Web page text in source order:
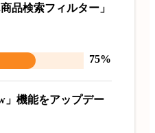
品検索フィルター」
75%
」機能をアップデー